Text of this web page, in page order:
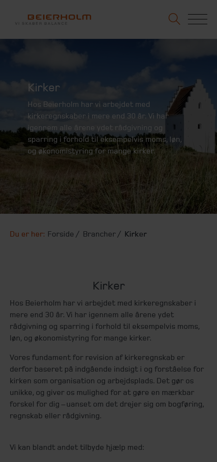
Kirker
Hos Beierholm har vi arbejdet med
kirkeregnskaber i mere end 30 år. Vi har
igennem alle årene ydet rådgivning og
sparring i forhold til eksempelvis moms, løn,
og økonomistyring for mange kirker.
Du er her: Forside Brancher Kirker
Kirker
Hos Beierholm har vi arbejdet med kirkeregnskaber i
mere end 30 år. Vi har igennem alle årene ydet
rådgivning og sparring i forhold til eksempelvis moms,
løn, og økonomistyring for mange kirker.
Vores fundament for revision af kirkeregnskab er
derfor baseret på indgående indsigt i og forståelse for
kirken som organisation og arbejdsplads. Det gør os
unikke, og giver os mulighed for at gøre en mærkbar
forskel for dig – uanset om det drejer sig om bogføring,
regnskab eller rådgivning.
Vi kan blandt andet tilbyde hjælp med: